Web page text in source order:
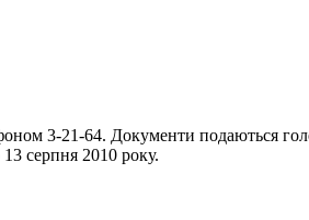
3-21-64. Документи подаються
серпня 2010 року.